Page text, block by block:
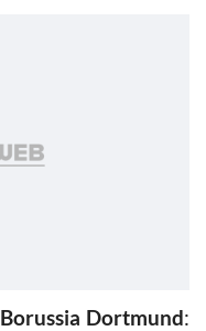
Borussia Dortmund: